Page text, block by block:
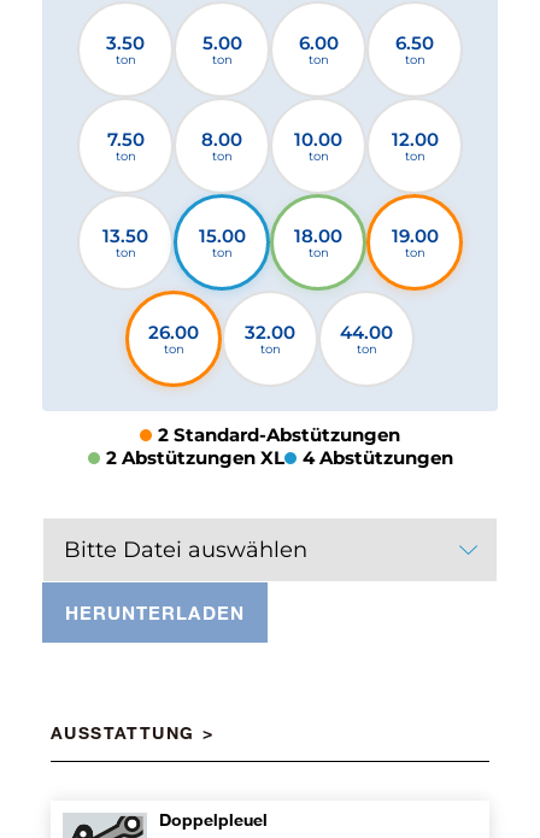
3.50
ton
5.00
ton
6.00
ton
6.50
ton
7.50
ton
8.00
ton
10.00
ton
12.00
ton
13.50
ton
15.00
ton
18.00
ton
19.00
ton
26.00
ton
32.00
ton
44.00
ton
2 Standard-Abstützungen
2 Abstützungen XL
4 Abstützungen
Bitte Datei auswählen
HERUNTERLADEN
AUSSTATTUNG
Doppelpleuel